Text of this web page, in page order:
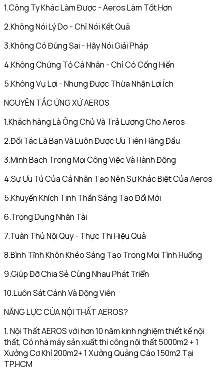
1.Công Ty Khác Làm Được - Aeros Làm Tốt Hơn
2.Không Nói Lý Do - Chỉ Nói Kết Quả
3.Không Có Đúng Sai - Hãy Nói Giải Pháp
4.Không Chứng Tỏ Cá Nhân - Chỉ Có Cống Hiến
5.Không Vụ Lợi - Nhưng Được Thừa Nhận Lợi Ích
NGUYÊN TẮC ỨNG XỬ AEROS
1.Khách hàng Là Ông Chủ Và Trả Lương Cho Aeros
2.Đối Tác Là Bạn Và Luôn Được Ưu Tiên Hàng Đầu
3.Minh Bạch Trong Mọi Công Việc Và Hành Động
4.Sự Ưu Tú Của Cá Nhân Tạo Nên Sự Khác Biệt Của Aeros
5.Khuyến Khích Tinh Thần Sáng Tạo Đổi Mới
6.Trọng Dụng Nhân Tài
7.Tuân Thủ Nội Quy - Thực Thi Hiệu Quả
8.Bình Tĩnh Khôn Khéo Sáng Tạo Trong Mọi Tình Huống
9.Giúp Đỡ Chia Sẻ Cùng Nhau Phát Triển
10.Luôn Sát Cánh Và Động Viên
NĂNG LỰC CỦA NỘI THẤT AEROS?
1. Nội Thất AEROS với hơn 10 năm kinh nghiệm thiết kế nội
thất, Có nhà máy sản xuất thi công nội thất 5000m2 + 1
Xưởng Cơ Khí 200m2+ 1 Xưởng Quảng Cáo 150m2 Tại
TP.HCM